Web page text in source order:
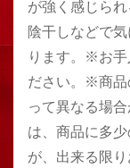
が強く感じら
陰干しなどで
ります。※お手
ださい。※商品
って異なる場
は、商品に多
が、出来る限